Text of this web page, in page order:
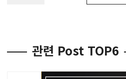
관련 Post TOP6